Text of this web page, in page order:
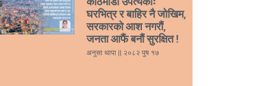
घरभित्र र बाहिर नै जोखिम,
सरकारको आश नगरौं,
जनता आफैं बनौं सुरक्षित !
अनुसा थापा २०८२ पुष १७